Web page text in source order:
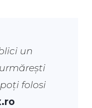
un
folosi